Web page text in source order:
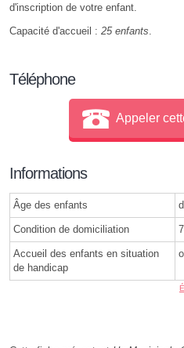
d'inscription de votre enfant.
Capacité d'accueil : 25 enfants
Téléphone
Appeler
Informations
Âge des enfants
Condition de domiciliation
Accueil des enfants en situation
de handicap